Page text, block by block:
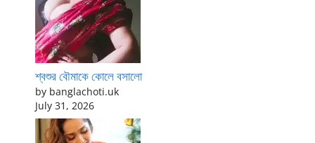
শ্বশুর বৌমাকে কোলে বসালো
by banglachoti.uk
July 31, 2026